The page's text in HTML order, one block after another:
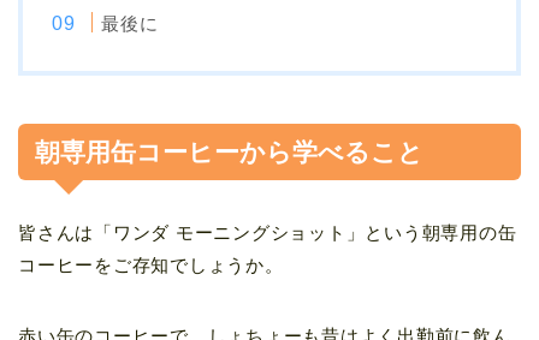
最後に
朝専用缶コーヒーから学べること
皆さんは「ワンダ モーニングショット」という朝専用の缶
コーヒーをご存知でしょうか。
赤い缶のコーヒーで、しょちょーも昔はよく出勤前に飲ん